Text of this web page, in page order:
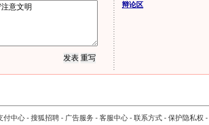
辩论区
付中心 - 搜狐招聘 - 广告服务 - 客服中心 - 联系方式 - 保护隐私权 -